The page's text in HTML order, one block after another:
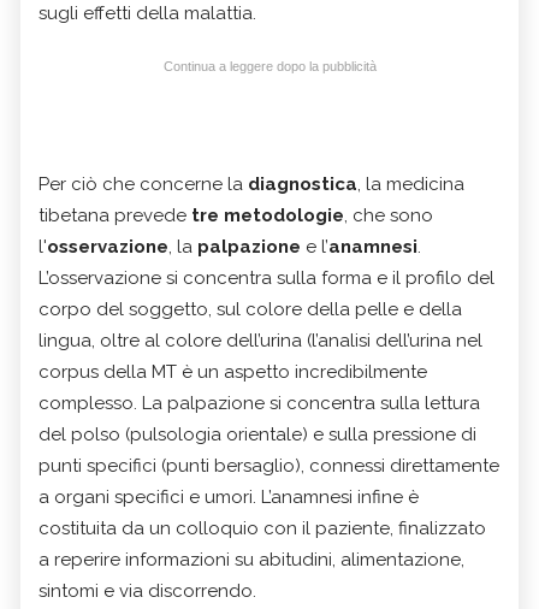
sugli effetti della malattia.
Continua a leggere dopo la pubblicità
Per ciò che concerne la diagnostica, la medicina
tibetana prevede tre metodologie, che sono
l'osservazione, la palpazione e l’anamnesi.
L’osservazione si concentra sulla forma e il profilo del
corpo del soggetto, sul colore della pelle e della
lingua, oltre al colore dell’urina (l’analisi dell’urina nel
corpus della MT è un aspetto incredibilmente
complesso. La palpazione si concentra sulla lettura
del polso (pulsologia orientale) e sulla pressione di
punti specifici (punti bersaglio), connessi direttamente
a organi specifici e umori. L’anamnesi infine è
costituita da un colloquio con il paziente, finalizzato
a reperire informazioni su abitudini, alimentazione,
sintomi e via discorrendo.